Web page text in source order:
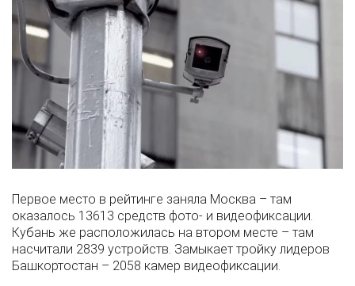
Первое место в рейтинге заняла Москва – там
оказалось 13613 средств фото- и видеофиксации.
Кубань же расположилась на втором месте – там
насчитали 2839 устройств. Замыкает тройку лидеров
Башкортостан – 2058 камер видеофиксации.